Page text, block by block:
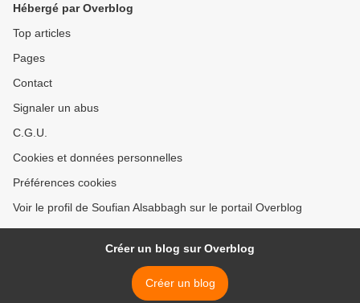
Hébergé par Overblog
Top articles
Pages
Contact
Signaler un abus
C.G.U.
Cookies et données personnelles
Préférences cookies
Voir le profil de Soufian Alsabbagh sur le portail Overblog
Créer un blog sur Overblog
Créer un blog